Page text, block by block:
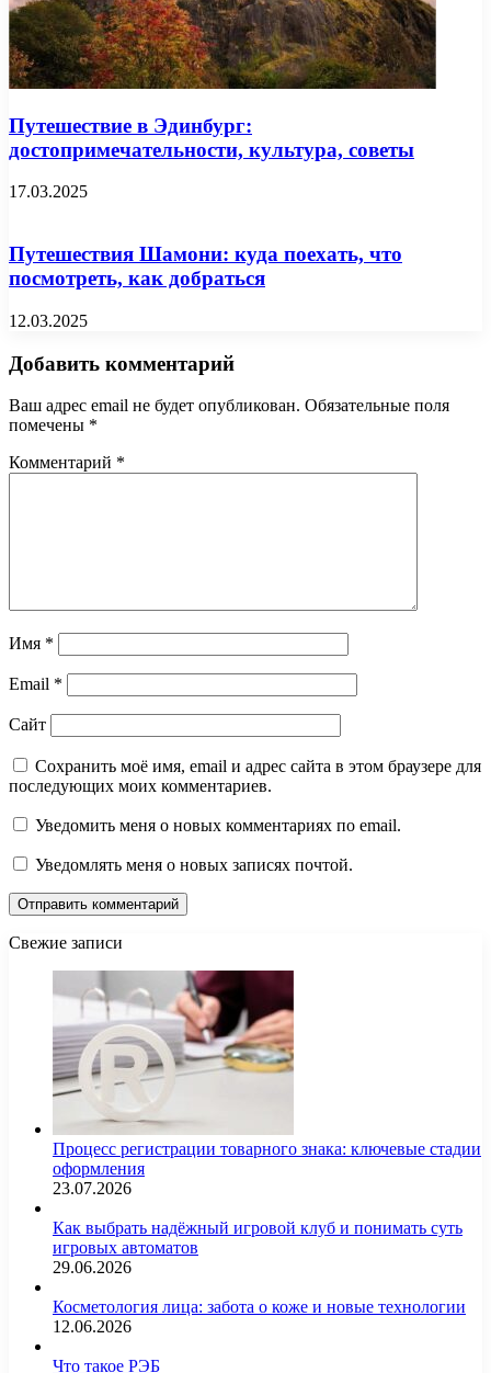
Путешествие в Эдинбург:
достопримечательности, культура, советы
17.03.2025
Путешествия Шамони: куда поехать, что
посмотреть, как добраться
12.03.2025
Добавить комментарий
Ваш адрес email не будет опубликован. Обязательные поля
помечены *
Комментарий *
Имя *
Email *
Сайт
Сохранить моё имя, email и адрес сайта в этом браузере для
последующих моих комментариев.
Уведомить меня о новых комментариях по email.
Уведомлять меня о новых записях почтой.
Свежие записи
Процесс регистрации товарного знака: ключевые стадии
оформления
23.07.2026
Как выбрать надёжный игровой клуб и понимать суть
игровых автоматов
29.06.2026
Косметология лица: забота о коже и новые технологии
12.06.2026
Что такое РЭБ